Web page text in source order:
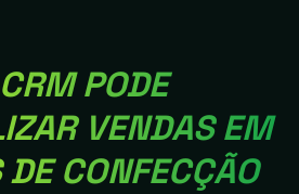
PODE
VENDAS EM
CONFECÇÃO